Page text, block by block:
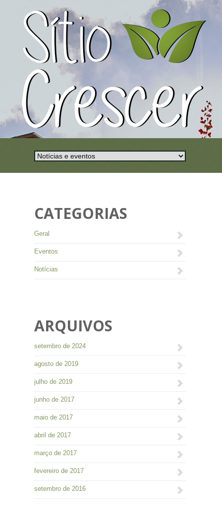
CATEGORIAS
Geral
Eventos
Notícias
ARQUIVOS
setembro de 2024
agosto de 2019
julho de 2019
junho de 2017
maio de 2017
abril de 2017
março de 2017
fevereiro de 2017
setembro de 2016